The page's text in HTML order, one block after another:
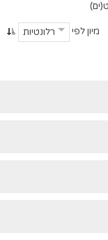
מיון לפי רלונטיות